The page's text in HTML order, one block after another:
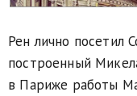
Рен лично посетил
построенный
в Париже работы